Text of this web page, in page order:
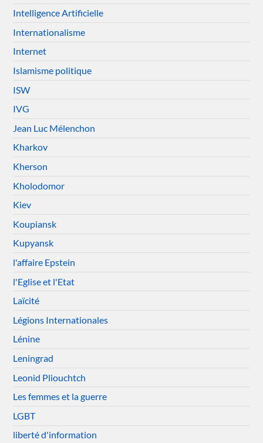
Intelligence Artificielle
Internationalisme
Internet
Islamisme politique
ISW
IVG
Jean Luc Mélenchon
Kharkov
Kherson
Kholodomor
Kiev
Koupiansk
Kupyansk
l'affaire Epstein
l'Eglise et l'Etat
Laïcité
Légions Internationales
Lénine
Leningrad
Leonid Pliouchtch
Les femmes et la guerre
LGBT
liberté d'information